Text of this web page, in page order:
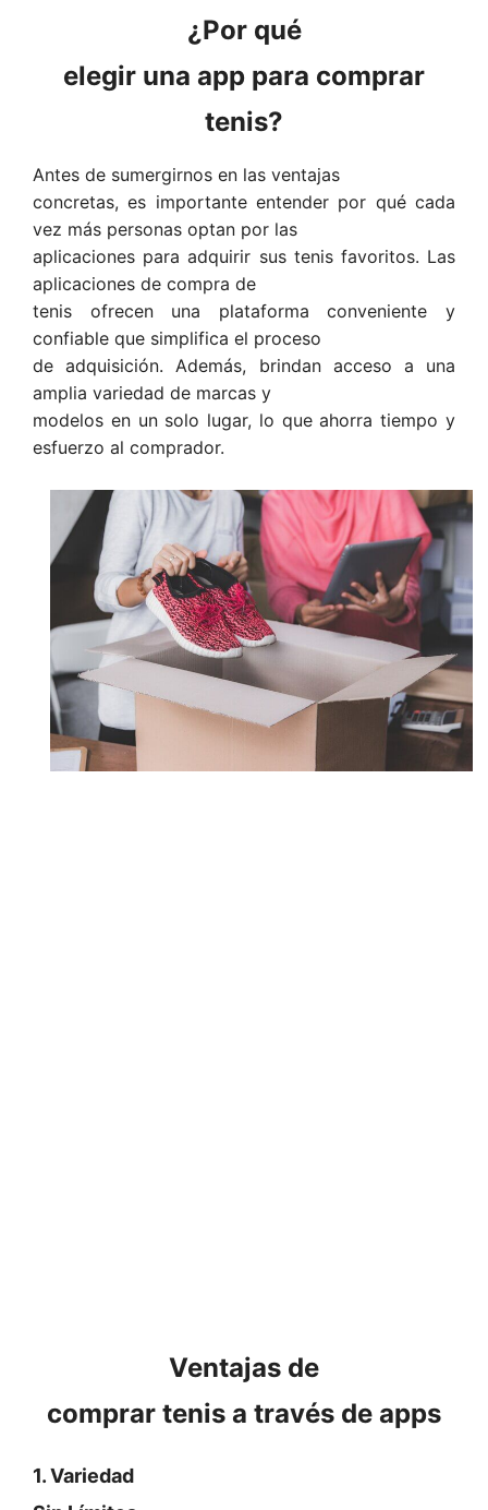
¿Por qué
elegir una app para comprar
tenis?
Antes de sumergirnos en las ventajas
concretas, es importante entender por qué cada
vez más personas optan por las
aplicaciones para adquirir sus tenis favoritos. Las
aplicaciones de compra de
tenis ofrecen una plataforma conveniente y
confiable que simplifica el proceso
de adquisición. Además, brindan acceso a una
amplia variedad de marcas y
modelos en un solo lugar, lo que ahorra tiempo y
esfuerzo al comprador.
Ventajas de
comprar tenis a través de apps
1. Variedad